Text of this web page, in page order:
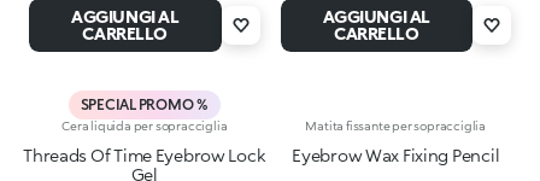
AGGIUNGI AL
CARRELLO
AGGIUNGI AL
CARRELLO
SPECIAL PROMO %
Cera liquida per sopracciglia
Threads Of Time Eyebrow Lock
Gel
Matita fissante per sopracciglia
Eyebrow Wax Fixing Pencil